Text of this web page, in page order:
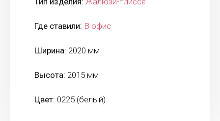
Где ставили: В офис
Ширина: 2020 мм
Высота: 2015 мм
Цвет: 0225 (белый)